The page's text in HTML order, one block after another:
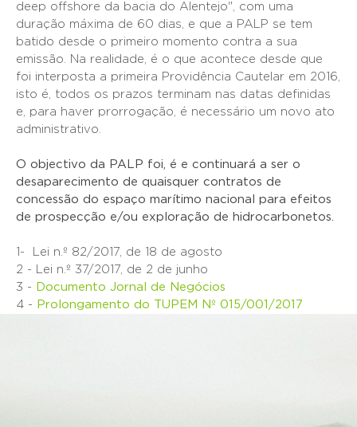
deep offshore da bacia do Alentejo", com uma
duração máxima de 60 dias, e que a PALP se tem
batido desde o primeiro momento contra a sua
emissão. Na realidade, é o que acontece desde que
foi interposta a primeira Providência Cautelar em 2016,
isto é, todos os prazos terminam nas datas definidas
e, para haver prorrogação, é necessário um novo ato
administrativo.
O objectivo da PALP foi, é e continuará a ser o
desaparecimento de quaisquer contratos de
concessão do espaço marítimo nacional para efeitos
de prospecção e/ou exploração de hidrocarbonetos.
1- Lei n.º 82/2017, de 18 de agosto
2 - Lei n.º 37/2017, de 2 de junho
3 - Documento Jornal de Negócios
4 - Prolongamento do TUPEM Nº 015/001/2017